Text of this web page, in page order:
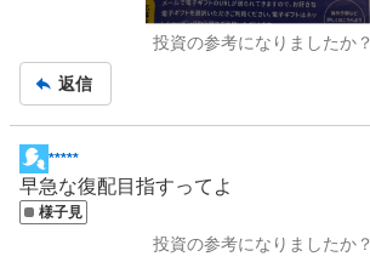
投資の参考になりましたか？
返信
掲
示
板
*****
早急な復配目指すってよ
様子見
投資の参考になりましたか？